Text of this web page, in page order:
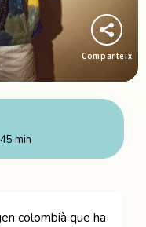
Comparteix
45 min
colombià que ha